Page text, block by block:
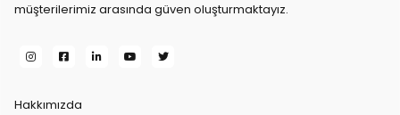
müşterilerimiz arasında güven oluşturmaktayız.
Hakkımızda